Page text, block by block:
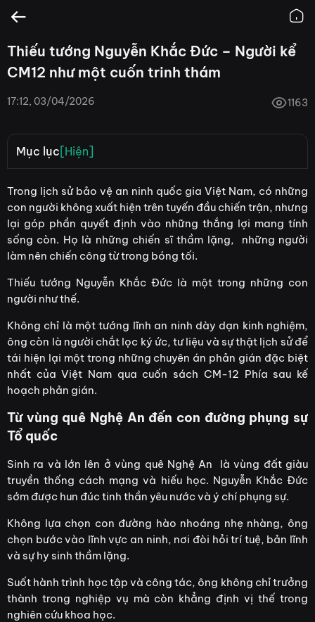
Thiếu tướng Nguyễn Khắc Đức – Người kể
CM12 như một cuốn trinh thám
17:12, 03/04/2026 1163
Mục lục [Hiện]
Từ vùng quê Nghệ An đến con đường phụng sự Tổ quốc
Một trí tuệ đa lĩnh vực: Báo chí – điện ảnh – nghiên cứu
CM-12 Phía sau kế hoạch phản gián - Khi lịch sử được kể
lại từ người trong cuộc
Giá trị vượt ra ngoài một cuốn sách CM-12 Phía sau kế
hoạch phản gián.
Trong lịch sử bảo vệ an ninh quốc gia Việt Nam, có những
con người không xuất hiện trên tuyến đầu chiến trận, nhưng
lại góp phần quyết định vào những thắng lợi mang tính
sống còn. Họ là những chiến sĩ thầm lặng, những người
làm nên chiến công từ trong bóng tối.
Thiếu tướng Nguyễn Khắc Đức là một trong những con
người như thế.
Không chỉ là một tướng lĩnh an ninh dày dạn kinh nghiệm,
ông còn là người chắt lọc ký ức, tư liệu và sự thật lịch sử để
tái hiện lại một trong những chuyên án phản gián đặc biệt
nhất của Việt Nam qua cuốn sách CM-12 Phía sau kế
hoạch phản gián.
Từ vùng quê Nghệ An đến con đường phụng sự
Tổ quốc
Sinh ra và lớn lên ở vùng quê Nghệ An là vùng đất giàu
truyền thống cách mạng và hiếu học. Nguyễn Khắc Đức
sớm được hun đúc tinh thần yêu nước và ý chí phụng sự.
Không lựa chọn con đường hào nhoáng nhẹ nhàng, ông
chọn bước vào lĩnh vực an ninh, nơi đòi hỏi trí tuệ, bản lĩnh
và sự hy sinh thầm lặng.
Suốt hành trình học tập và công tác, ông không chỉ trưởng
thành trong nghiệp vụ mà còn khẳng định vị thế trong
nghiên cứu khoa học.